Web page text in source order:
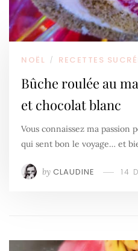
NOËL / RECETTES
Bûche roulée au
et chocolat blanc
Vous connaissez ma
qui sent bon le voyage… et
by CLAUDINE 14